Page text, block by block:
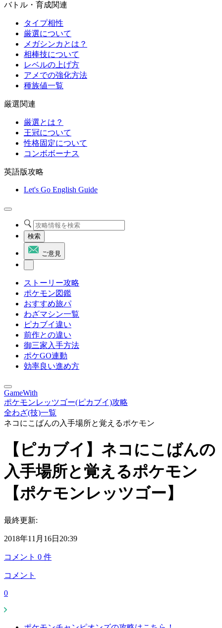
バトル・育成関連
タイプ相性
厳選について
メガシンカとは？
相棒技について
レベルの上げ方
アメでの強化方法
種族値一覧
厳選関連
厳選とは？
王冠について
性格固定について
コンボボーナス
英語版攻略
Let's Go English Guide
検索
ご意見
ストーリー攻略
ポケモン図鑑
おすすめ旅パ
わざマシン一覧
ピカブイ違い
前作との違い
御三家入手方法
ポケGO連動
効率良い進め方
GameWith
ポケモンレッツゴー(ピカブイ)攻略
全わざ(技)一覧
ネコにこばんの入手場所と覚えるポケモン
【ピカブイ】ネコにこばんの
入手場所と覚えるポケモン
【ポケモンレッツゴー】
最終更新:
2018年11月16日20:39
コメント 0 件
コメント
0